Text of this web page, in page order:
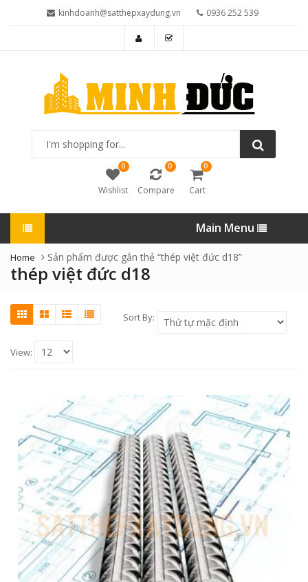
kinhdoanh@satthepxaydung.vn 0936 252 539
shopping
0
Wishlist
0
Compare
0
Cart
Main Menu
Home Sản phẩm được gắn thẻ “thép việt đức d18”
thép việt đức d18
Sort By:
View: